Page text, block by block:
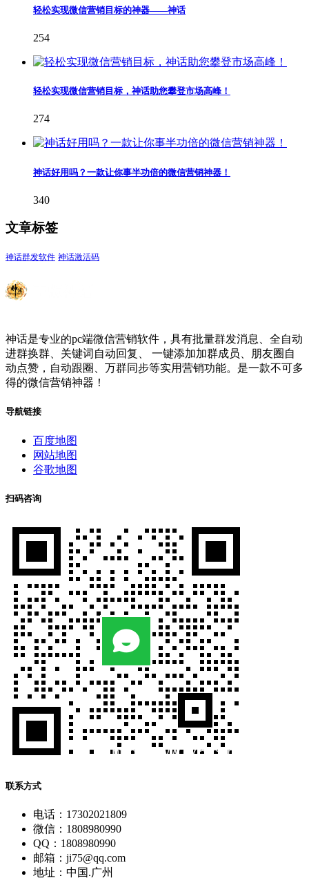
轻松实现微信营销目标的神器——神话
254
轻松实现微信营销目标，神话助您攀登市场高峰！
274
神话好用吗？一款让你事半功倍的微信营销神器！
340
文章标签
神话群发软件 神话激活码
神话是专业的pc端微信营销软件，具有批量群发消息、全自动
进群换群、关键词自动回复、 一键添加加群成员、朋友圈自
动点赞，自动跟圈、万群同步等实用营销功能。是一款不可多
得的微信营销神器！
导航链接
百度地图
网站地图
谷歌地图
扫码咨询
联系方式
电话：17302021809
微信：1808980990
QQ：1808980990
邮箱：ji75@qq.com
地址：中国.广州